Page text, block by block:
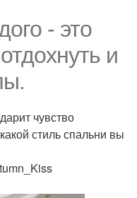
- это
и
чувство
стиль спальни вы